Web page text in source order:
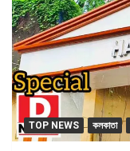
TOP NEWS কলকাতা